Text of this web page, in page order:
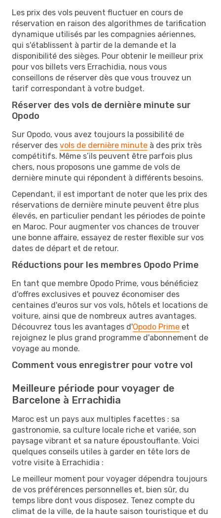
Les prix des vols peuvent fluctuer en cours de
réservation en raison des algorithmes de tarification
dynamique utilisés par les compagnies aériennes,
qui s'établissent à partir de la demande et la
disponibilité des sièges. Pour obtenir le meilleur prix
pour vos billets vers Errachidia, nous vous
conseillons de réserver dès que vous trouvez un
tarif correspondant à votre budget.
Réserver des vols de dernière minute sur
Opodo
Sur Opodo, vous avez toujours la possibilité de
réserver des vols de dernière minute à des prix très
compétitifs. Même s’ils peuvent être parfois plus
chers, nous proposons une gamme de vols de
dernière minute qui répondent à différents besoins.
Cependant, il est important de noter que les prix des
réservations de dernière minute peuvent être plus
élevés, en particulier pendant les périodes de pointe
en Maroc. Pour augmenter vos chances de trouver
une bonne affaire, essayez de rester flexible sur vos
dates de départ et de retour.
Réductions pour les membres Opodo Prime
En tant que membre Opodo Prime, vous bénéficiez
d'offres exclusives et pouvez économiser des
centaines d'euros sur vos vols, hôtels et locations de
voiture, ainsi que de nombreux autres avantages.
Découvrez tous les avantages d'Opodo Prime et
rejoignez le plus grand programme d'abonnement de
voyage au monde.
Comment vous enregistrer pour votre vol
Meilleure période pour voyager de
Barcelone à Errachidia
Maroc est un pays aux multiples facettes : sa
gastronomie, sa culture locale riche et variée, son
paysage vibrant et sa nature époustouflante. Voici
quelques conseils utiles à garder en tête lors de
votre visite à Errachidia :
Le meilleur moment pour voyager dépendra toujours
de vos préférences personnelles et, bien sûr, du
temps libre dont vous disposez. Tenez compte du
climat de la ville, de la haute saison touristique et du